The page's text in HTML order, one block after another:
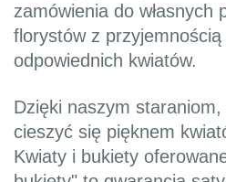
zamówienia do własnych
florystów z
odpowiednich kwiatów.
Dzięki naszym
cieszyć się pięknem
Kwiaty i bukiety